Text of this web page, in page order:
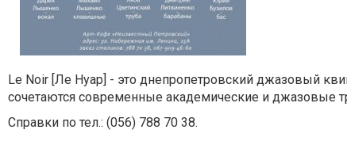
Le Noir [Ле Нуар] - это днепропетровский джазовый
сочетаются современные академические и джазовые
Справки по тел.: (056) 788 70 38.